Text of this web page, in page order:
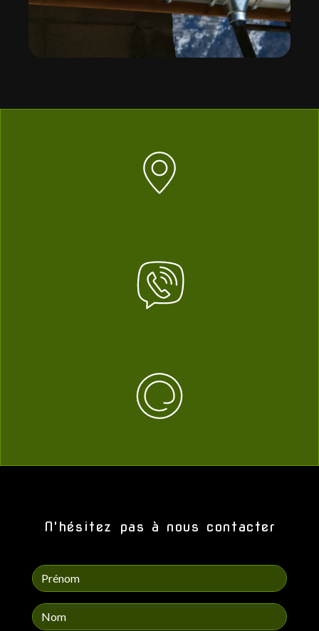
N'hésitez pas à nous contacter